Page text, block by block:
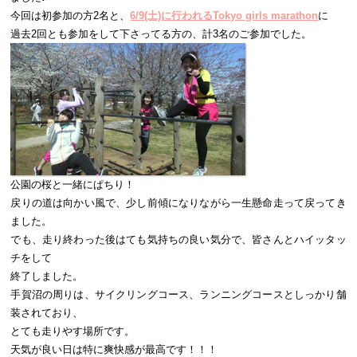
今回は初参加の方2名と、6/9(土)に行われるTokyo girls marathonに
過去2回とも参加をして下さってる方の、計3名のご参加でした。
公園の桜と一緒にぱちり！
戻りの道は向かい風で、少し前傾になりながら一生懸命走って戻ってき
ました。
でも、走り終わった後はても気持ちの良い気分で、皆さんとハイッタッ
チをして
終了しました。
手賀沼の周りは、サイクリングコース、ランニングコースとしっかり舗
装されており、
とても走りやす場所です。
天気が良い日は特に爽快感が最高です！！！